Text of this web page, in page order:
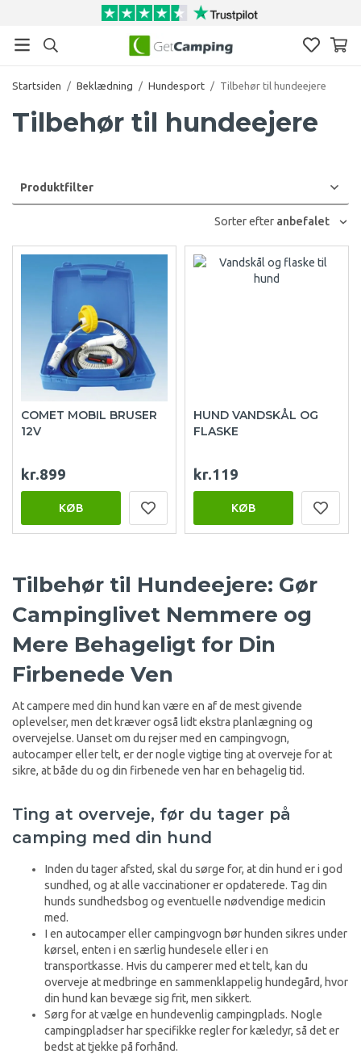
Startsiden / Beklædning / Hundesport / Tilbehør til hundeejere
Tilbehør til hundeejere
Produktfilter
Sorter efter anbefalet
COMET MOBIL BRUSER
12V
kr.899
KØB
HUND VANDSKÅL OG
FLASKE
kr.119
KØB
Tilbehør til Hundeejere: Gør
Campinglivet Nemmere og
Mere Behageligt for Din
Firbenede Ven
At campere med din hund kan være en af de mest givende
oplevelser, men det kræver også lidt ekstra planlægning og
overvejelse. Uanset om du rejser med en campingvogn,
autocamper eller telt, er der nogle vigtige ting at overveje for at
sikre, at både du og din firbenede ven har en behagelig tid.
Ting at overveje, før du tager på
camping med din hund
Inden du tager afsted, skal du sørge for, at din hund er i god
sundhed, og at alle vaccinationer er opdaterede. Tag din
hunds sundhedsbog og eventuelle nødvendige medicin
med.
I en autocamper eller campingvogn bør hunden sikres under
kørsel, enten i en særlig hundesele eller i en
transportkasse. Hvis du camperer med et telt, kan du
overveje at medbringe en sammenklappelig hundegård, hvor
din hund kan bevæge sig frit, men sikkert.
Sørg for at vælge en hundevenlig campingplads. Nogle
campingpladser har specifikke regler for kæledyr, så det er
bedst at tjekke på forhånd.